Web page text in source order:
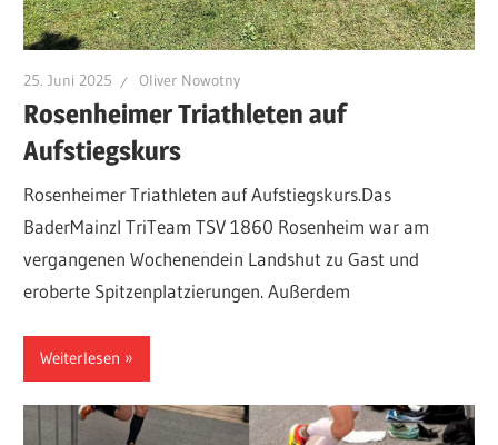
25. Juni 2025 Oliver Nowotny
Rosenheimer Triathleten auf
Aufstiegskurs
Rosenheimer Triathleten auf Aufstiegskurs.Das
BaderMainzl TriTeam TSV 1860 Rosenheim war am
vergangenen Wochenendein Landshut zu Gast und
eroberte Spitzenplatzierungen. Außerdem
Weiterlesen